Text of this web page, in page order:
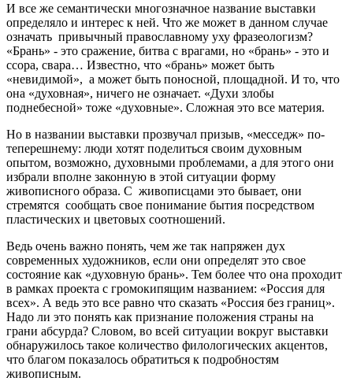
И все же семантически многозначное название выставки
определяло и интерес к ней. Что же может в данном случае
означать привычный православному уху фразеологизм?
«Брань» - это сражение, битва с врагами, но «брань» - это и
ссора, свара… Известно, что «брань» может быть
«невидимой», а может быть поносной, площадной. И то, что
она «духовная», ничего не означает. «Духи злобы
поднебесной» тоже «духовные». Сложная это все материя.
Но в названии выставки прозвучал призыв, «месседж» по-
теперешнему: люди хотят поделиться своим духовным
опытом, возможно, духовными проблемами, а для этого они
избрали вполне законную в этой ситуации форму
живописного образа. С живописцами это бывает, они
стремятся сообщать свое понимание бытия посредством
пластических и цветовых соотношений.
Ведь очень важно понять, чем же так напряжен дух
современных художников, если они определят это свое
состояние как «духовную брань». Тем более что она проходит
в рамках проекта с громокипящим названием: «Россия для
всех». А ведь это все равно что сказать «Россия без границ».
Надо ли это понять как признание положения страны на
грани абсурда? Словом, во всей ситуации вокруг выставки
обнаружилось такое количество филологических акцентов,
что благом показалось обратиться к подробностям
живописным.